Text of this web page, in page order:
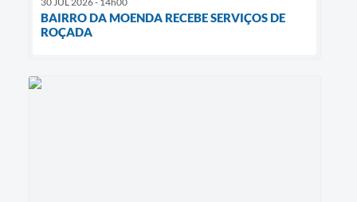
BAIRRO DA MOENDA RECEBE SERVIÇOS DE
ROÇADA